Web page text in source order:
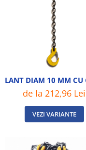
LANT DIAM 10 MM CU
de la 212,96 Lei
VEZI VARIANTE